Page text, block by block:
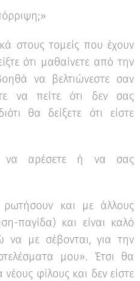
στους τομείς που έχουν
ότι μαθαίνετε από την
να βελτιώνεστε σαν
να πείτε ότι δεν σας
θα δείξετε ότι είστε
να αρέσετε ή να σας
και με άλλους
παγίδα) και είναι καλό
να με σέβονται, για την
μου». Έτσι θα
νέους φίλους και δεν είστε